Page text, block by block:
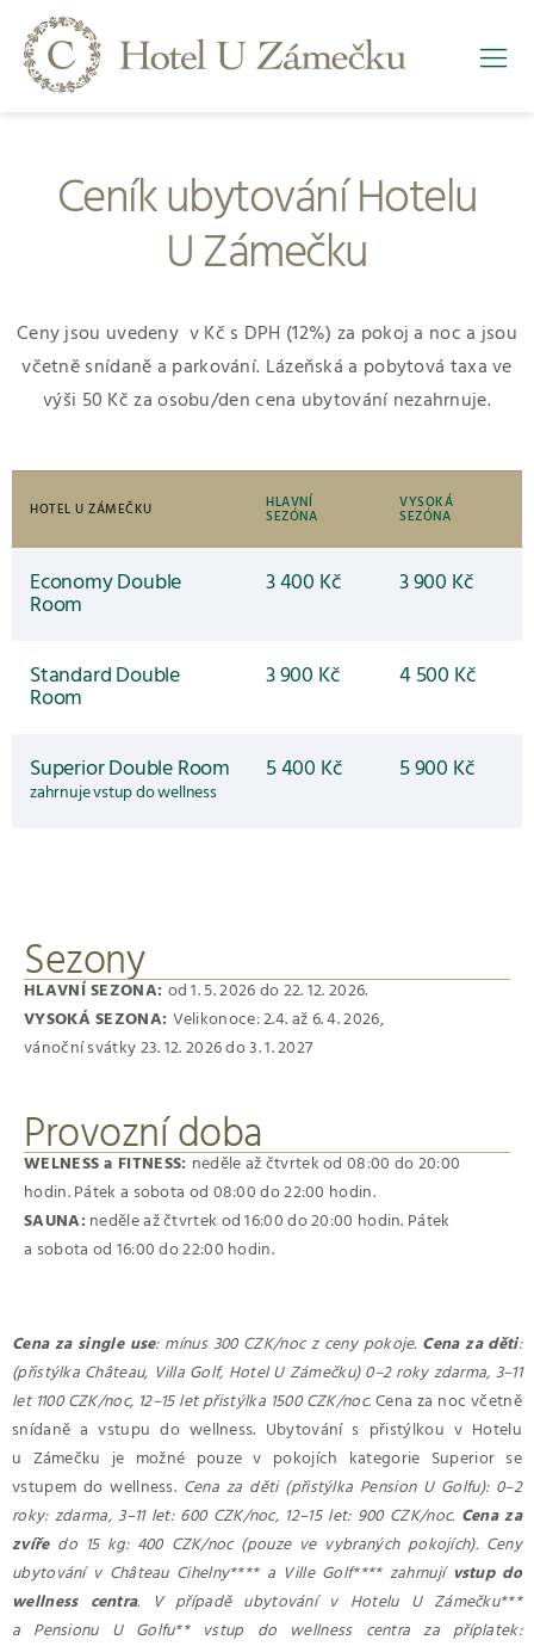
Ceník ubytování Hotelu
U Zámečku
Ceny jsou uvedeny v Kč s DPH (12%) za pokoj a noc a jsou
včetně snídaně a parkování. Lázeňská a pobytová taxa ve
výši 50 Kč za osobu/den cena ubytování nezahrnuje.
HOTEL U ZÁMEČKU HLAVNÍ
SEZÓNA
VYSOKÁ
SEZÓNA
Economy Double
Room
3 400 Kč 3 900 Kč
Standard Double
Room
3 900 Kč 4 500 Kč
Superior Double Room
zahrnuje vstup do wellness
5 400 Kč 5 900 Kč
Sezony
HLAVNÍ SEZONA: od 1. 5. 2026 do 22. 12. 2026.
VYSOKÁ SEZONA: Velikonoce: 2.4. až 6. 4. 2026,
vánoční svátky 23. 12. 2026 do 3. 1. 2027
Provozní doba
WELNESS a FITNESS: neděle až čtvrtek od 08:00 do 20:00
hodin. Pátek a sobota od 08:00 do 22:00 hodin.
SAUNA: neděle až čtvrtek od 16:00 do 20:00 hodin. Pátek
a sobota od 16:00 do 22:00 hodin.
Cena za single use: mínus 300 CZK/noc z ceny pokoje. Cena za děti:
(přistýlka Château, Villa Golf, Hotel U Zámečku) 0–2 roky zdarma, 3–11
let 1100 CZK/noc, 12–15 let přistýlka 1500 CZK/noc.Cena za noc včetně
snídaně a vstupu do wellness. Ubytování s přistýlkou v Hotelu
u Zámečku je možné pouze v pokojích kategorie Superior se
vstupem do wellness. Cena za děti (přistýlka Pension U Golfu): 0–2
roky: zdarma, 3–11 let: 600 CZK/noc, 12–15 let: 900 CZK/noc. Cena za
zvíředo 15 kg: 400 CZK/noc (pouze ve vybraných pokojích). Ceny
ubytování v Château Cihelny**** a Ville Golf**** zahrnují vstup do
wellness centra. V případě ubytování v Hotelu U Zámečku***
a Pensionu U Golfu** vstup do wellness centra za příplatek: